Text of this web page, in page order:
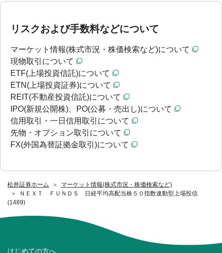
松井証券ホーム
マーケット情報(株式市況・株価検索など)
ＮＥＸＴ ＦＵＮＤＳ 日経平均高配当株５０指数連動型上場投信
(1489)
リスクおよび手数料などについて
マーケット情報(株式市況・株価検索など)について
現物取引について
ETF(上場投資信託)について
ETN(上場投資証券)について
REIT(不動産投資信託)について
IPO(新規公開株)、PO(公募・売出し)について
信用取引・一日信用取引について
先物・オプション取引について
FX(外国為替証拠金取引)について
はじめての方へ